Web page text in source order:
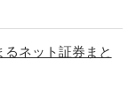
ネット証券まと